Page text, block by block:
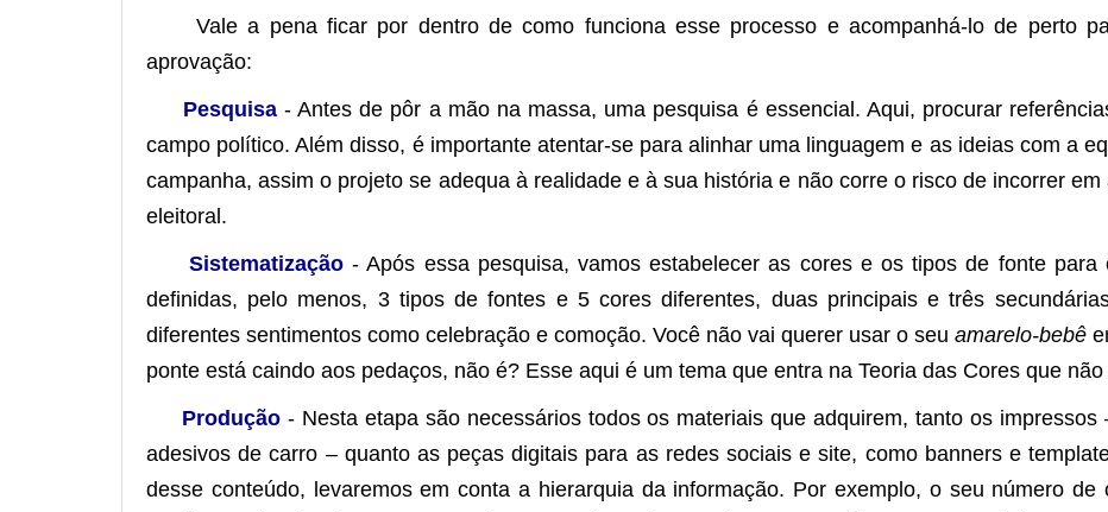
Vale a pena ficar por dentro de como funciona esse processo e acompanhá-lo de perto
aprovação:
Pesquisa- Antes de pôr a mão na massa, uma pesquisa é essencial. Aqui, procurar
campo político. Além disso, é importante atentar-se para alinhar uma linguagem e as ideias com a
campanha, assim o projeto se adequa à realidade e à sua história e não corre o risco de incorrer
eleitoral.
Sistematização - Após essa pesquisa, vamos estabelecer as cores e os tipos de fonte
definidas, pelo menos, 3 tipos de fontes e 5 cores diferentes, duas principais e três
diferentes sentimentos como celebração e comoção. Você não vai querer usar o seu amarelo-bebê
ponte está caindo aos pedaços, não é? Esse aqui é um tema que entra na Teoria das Cores que
Produção- Nesta etapa são necessários todos os materiais que adquirem, tanto os impressos
adesivos de carro – quanto as peças digitais para as redes sociais e site, como banners e
desse conteúdo, levaremos em conta a hierarquia da informação. Por exemplo, o seu número